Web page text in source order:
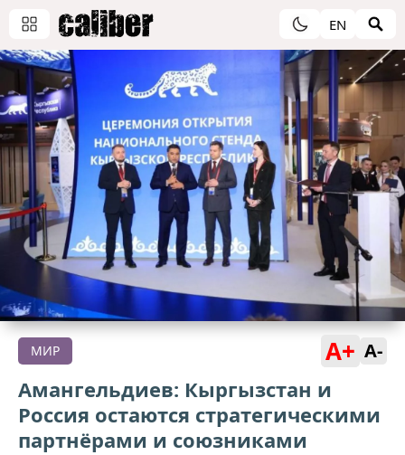
EN
МИР A+ A-
Амангельдиев: Кыргызстан и
Россия остаются стратегическими
партнёрами и союзниками